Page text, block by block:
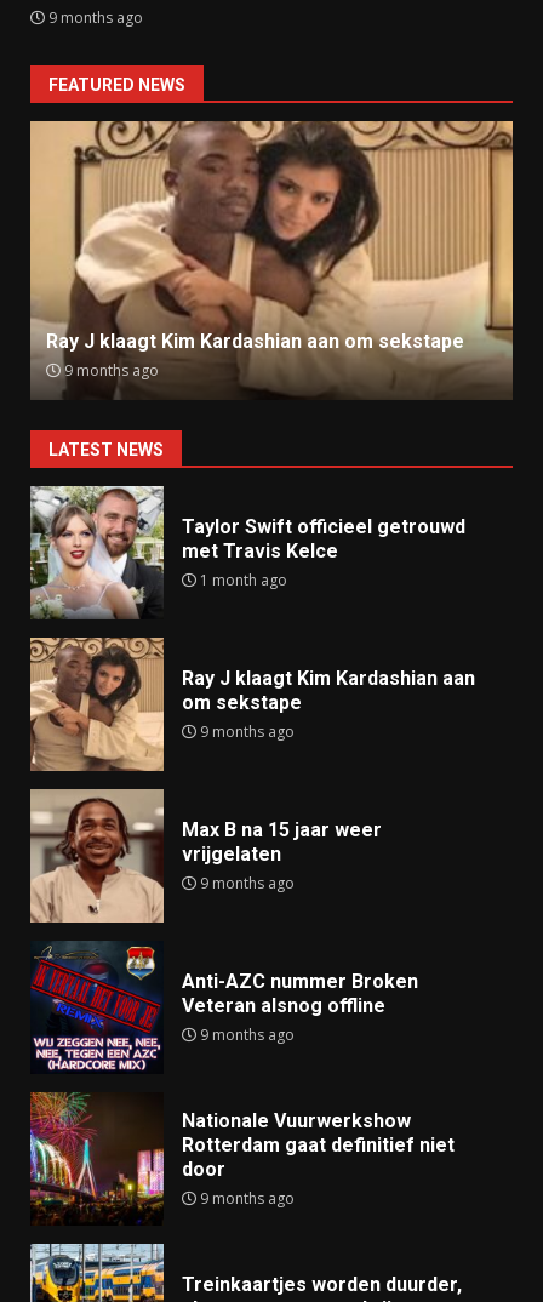
9 months ago
FEATURED NEWS
Ray J klaagt Kim Kardashian aan om sekstape
9 months ago
LATEST NEWS
Taylor Swift officieel getrouwd
met Travis Kelce
1 month ago
Ray J klaagt Kim Kardashian aan
om sekstape
9 months ago
Max B na 15 jaar weer
vrijgelaten
9 months ago
Anti-AZC nummer Broken
Veteran alsnog offline
9 months ago
Nationale Vuurwerkshow
Rotterdam gaat definitief niet
door
9 months ago
Treinkaartjes worden duurder,